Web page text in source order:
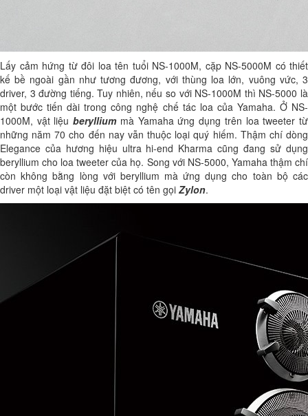
Lấy cảm hứng từ đôi loa tên tuổi NS-1000M, cặp NS-5000M có thiết
kế bề ngoài gần như tương đương, với thùng loa lớn, vuông vức, 3
driver, 3 đường tiếng. Tuy nhiên, nếu so với NS-1000M thì NS-5000 là
một bước tiến dài trong công nghệ chế tác loa của Yamaha. Ở NS-
1000M, vật liệuberylliummà Yamaha ứng dụng trên loa tweeter từ
những năm 70 cho đến nay vẫn thuộc loại quý hiếm. Thậm chí dòng
Elegance của hương hiệu ultra hi-end Kharma cũng đang sử dụng
beryllium cho loa tweeter của họ. Song với NS-5000, Yamaha thậm chí
còn không bằng lòng với beryllium mà ứng dụng cho toàn bộ các
driver một loại vật liệu đặt biệt có tên gọi Zylon.